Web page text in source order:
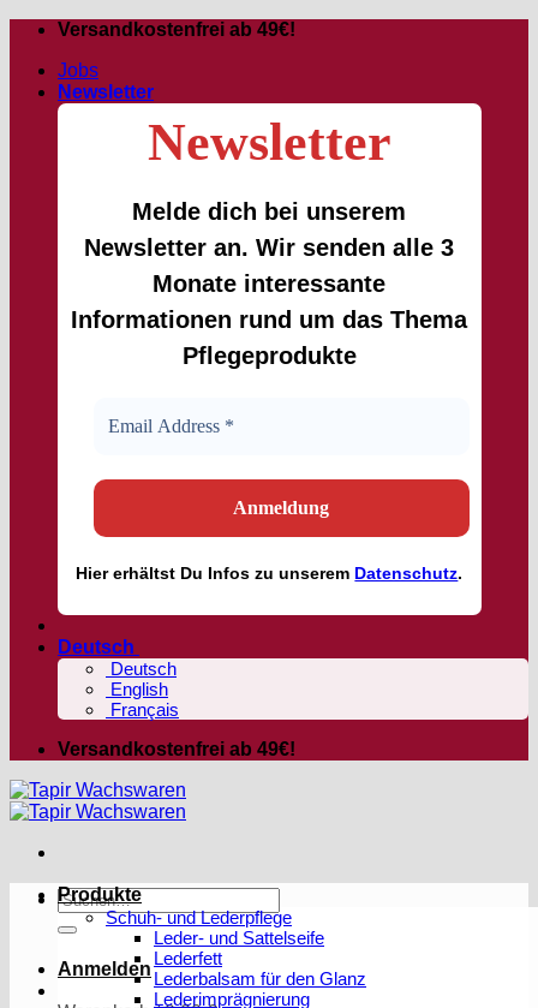
Zum
springen
Versandkostenfrei ab 49€!
Jobs
Newsletter
Newsletter
Melde dich bei unserem
Newsletter an. Wir senden alle 3
Monate interessante
Informationen rund um das Thema
Pflegeprodukte
Hiererhältst Du Infos zu unserem Datenschutz.
Deutsch
Deutsch
English
Français
Versandkostenfrei ab 49€!
Suchen
nach:
Anmelden
Produkte
Schuh- und Lederpflege
Leder- und Sattelseife
Lederfett
Lederbalsam für den Glanz
Lederimprägnierung